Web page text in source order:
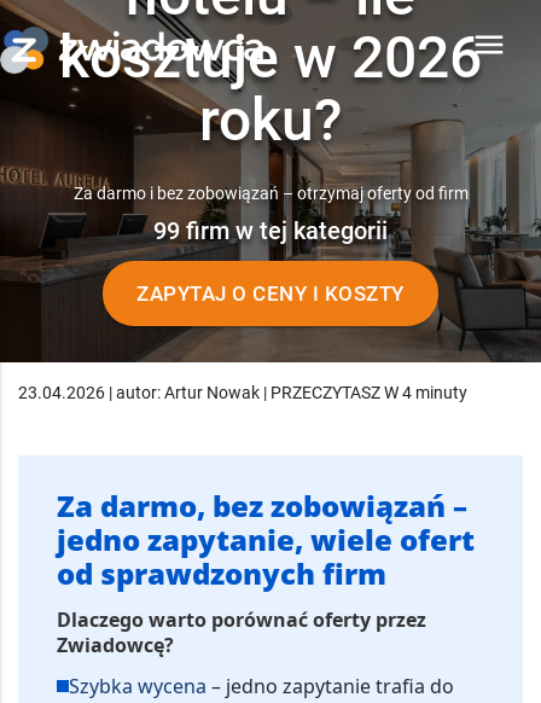
menu
kosztuje w 2026
roku?
Za darmo i bez zobowiązań – otrzymaj oferty od firm
99 firm w tej kategorii
ZAPYTAJ O CENY I KOSZTY
23.04.2026 | autor: Artur Nowak | PRZECZYTASZ W 4 minuty
Za darmo, bez zobowiązań –
jedno zapytanie, wiele ofert
od sprawdzonych firm
Dlaczego warto porównać oferty przez
Zwiadowcę?
Szybka wycena – jedno zapytanie trafia do